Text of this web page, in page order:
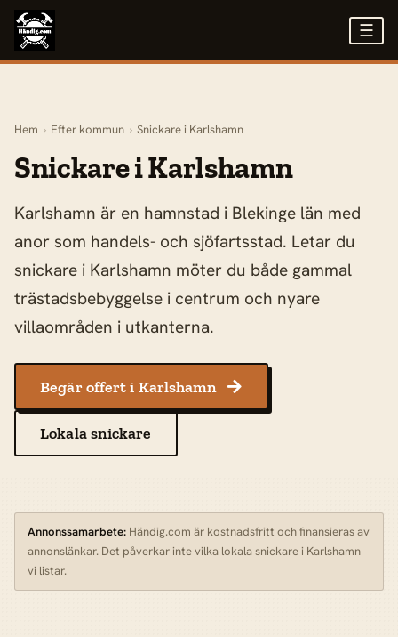
☰
Hem › Efter kommun › Snickare i Karlshamn
Snickare i Karlshamn
Karlshamn är en hamnstad i Blekinge län med
anor som handels- och sjöfartsstad. Letar du
snickare i Karlshamn möter du både gammal
trästadsbebyggelse i centrum och nyare
villaområden i utkanterna.
Begär offert i Karlshamn 
Lokala snickare
Annonssamarbete: Händig.com är kostnadsfritt och finansieras av
annonslänkar. Det påverkar inte vilka lokala snickare i Karlshamn
vi listar.